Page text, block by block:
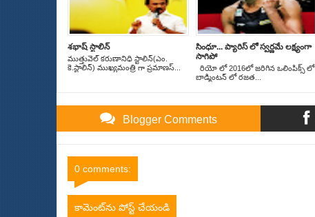
శభాష్ స్టాలిన్
ముత్తువెల్ కరుణానిధి స్టాలిన్(ఎం.
కె.స్టాలిన్) ముఖ్యమంత్రి గా ప్రమాణస్...
సింధూ... ప్యారిస్ లో స్వర్ణమే లక్ష్యంగా
సాగిపో
రియో లో 2016లో జరిగిన ఒలింపిక్స్ లో
బాడ్మింటన్ లో రజత...
Blogger Comments
0 comments:
కామెంట్‌ను పోస్ట్ చేయండి